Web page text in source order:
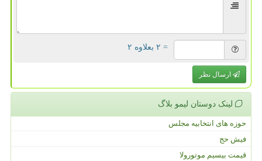
= ۲ بعلاوه ۲
ارسال نظر
لینک دوستان لیمو بلاگ
حوزه های انتخابیه مجلس
فیش حج
قیمت بیسیم موتورولا